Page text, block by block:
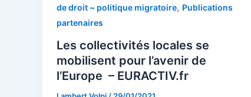
de droit ~ politique migratoire, Publications
partenaires
Les collectivités locales se
mobilisent pour l’avenir de
l’Europe – EURACTIV.fr